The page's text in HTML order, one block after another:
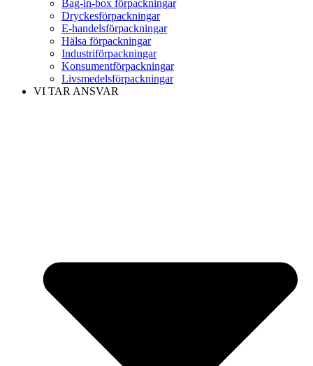
Bag-in-box förpackningar
Dryckesförpackningar
E-handelsförpackningar
Hälsa förpackningar
Industriförpackningar
Konsumentförpackningar
Livsmedelsförpackningar
VI TAR ANSVAR